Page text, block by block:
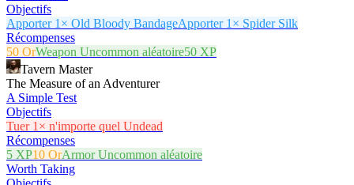
Objectifs
Apporter 1× Old Bloody BandageApporter 1× Spider Silk
Récompenses
50 OrWeapon Uncommon aléatoire50 XP
Tavern Master
The Measure of an Adventurer
A Simple Test
Objectifs
Tuer 1× n'importe quel Undead
Récompenses
5 XP10 OrArmor Uncommon aléatoire
Worth Taking